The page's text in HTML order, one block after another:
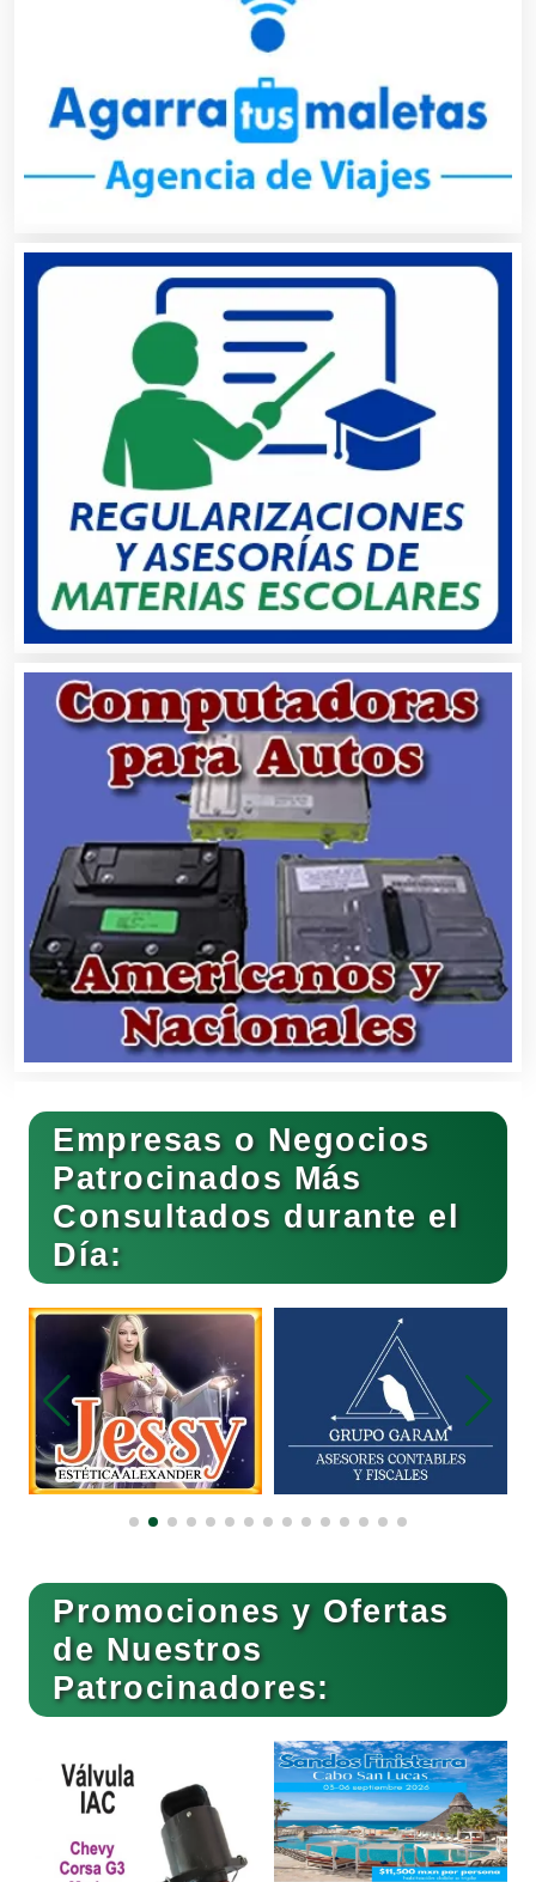
Cajas de Ahorro
Camiones para Fletes
Cancelería de Aluminio
Capacitación
Carnicerías
Carpinterías
Centros Comerciales
Centros de Espectáculos
Centros de Nutrición
Centros Turísticos
Cerrajerías
Cibercafés
Clínicas de Belleza
Clínicas de Rehabilitación
Clínicas y Hospitales
Clubes Deportivos
Cocinas Integrales
Combustibles y Lubricantes
Compresores de aire
Empresas o Negocios
Patrocinados Más
Consultados durante el
Día:
Promociones y Ofertas
de Nuestros
Patrocinadores: